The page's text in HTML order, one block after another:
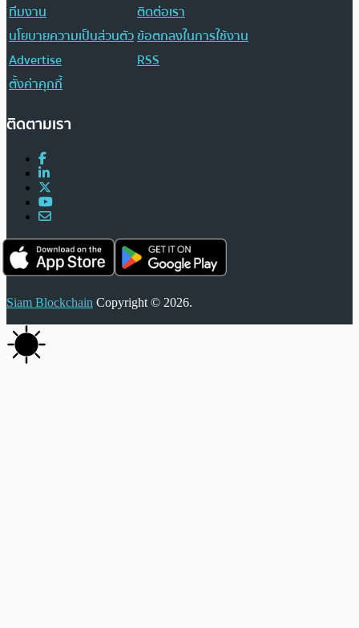
ทีมงาน
ติดต่อเรา
นโยบายความเป็นส่วนตัวข้อตกลงในการใช้งาน
Advertise
RSS
ตั้งค่าคุกกี้
ติดตามเรา
Siam Blockchain Copyright © 2026.